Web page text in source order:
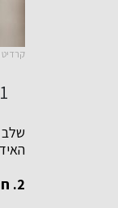
קרדיט
שלב
2. חם או קר?